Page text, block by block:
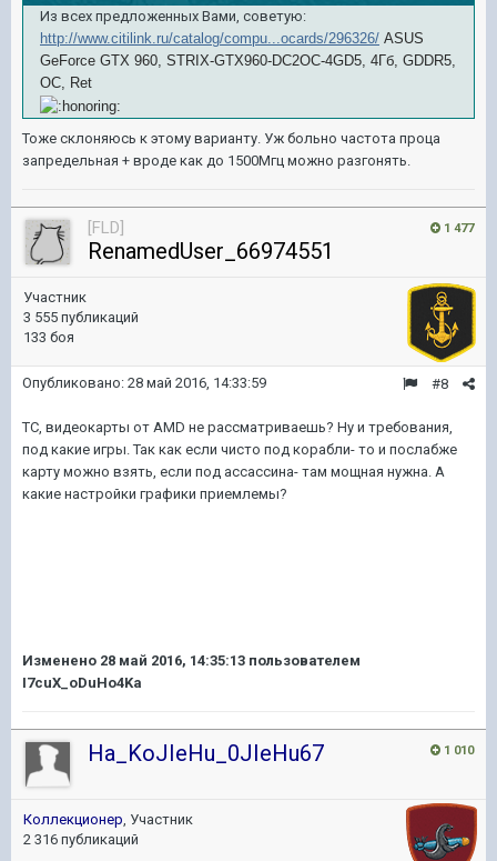
Из всех предложенных Вами, советую:
http://www.citilink.ru/catalog/compu...ocards/296326/ ASUS
GeForce GTX 960, STRIX-GTX960-DC2OC-4GD5, 4Гб, GDDR5,
OC, Ret
Тоже склоняюсь к этому варианту. Уж больно частота проца
запредельная + вроде как до 1500Мгц можно разгонять.
1 477
[FLD]
RenamedUser_66974551
Участник
3 555 публикаций
133 боя
#8
Опубликовано: 28 май 2016, 14:33:59
ТС, видеокарты от AMD не рассматриваешь? Ну и требования,
под какие игры. Так как если чисто под корабли- то и послабже
карту можно взять, если под ассассина- там мощная нужна. А
какие настройки графики приемлемы?
Изменено 28 май 2016, 14:35:13 пользователем
I7cuX_oDuHo4Ka
1 010
Ha_KoJIeHu_0JIeHu67
Коллекционер, Участник
2 316 публикаций